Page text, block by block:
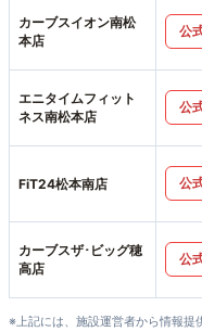
カーブスイオン南松
本店
公
エニタイムフィット
ネス南松本店
公
FiT24松本南店 公
カーブスザ･ビッグ穂
高店
公
※上記には、施設運営者から情報提